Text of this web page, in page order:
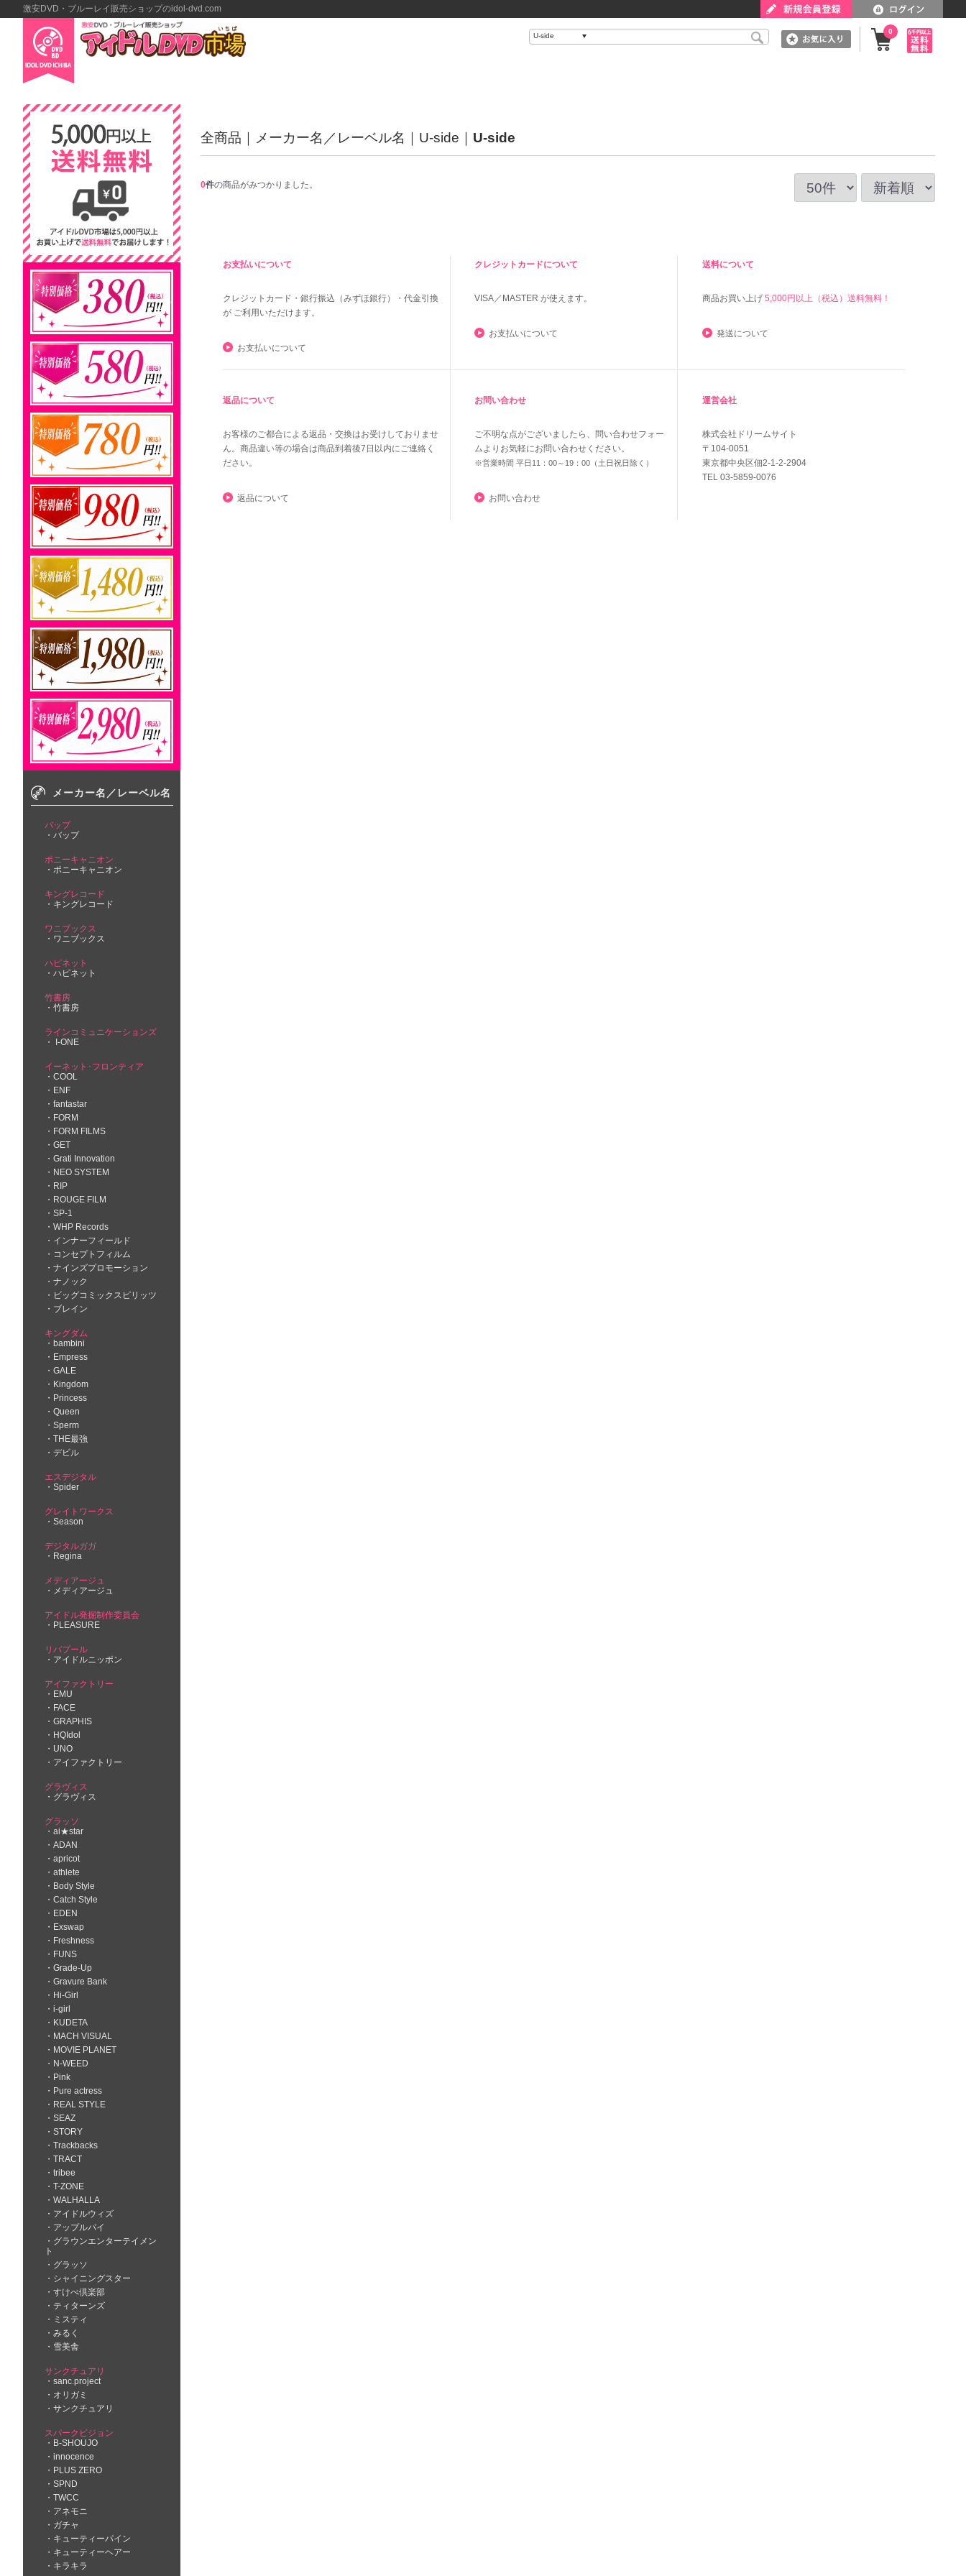
激安DVD・ブルーレイ販売ショップのidol-dvd.com
0
メーカー名／レーベル名
バップ
バップ
ポニーキャニオン
ポニーキャニオン
キングレコード
キングレコード
ワニブックス
ワニブックス
ハピネット
ハピネット
竹書房
竹書房
ラインコミュニケーションズ
I-ONE
イーネット･フロンティア
COOL
ENF
fantastar
FORM
FORM FILMS
GET
Grati Innovation
NEO SYSTEM
RIP
ROUGE FILM
SP-1
WHP Records
インナーフィールド
コンセプトフィルム
ナインズプロモーション
ナノック
ビッグコミックスピリッツ
ブレイン
キングダム
bambini
Empress
GALE
Kingdom
Princess
Queen
Sperm
THE最強
デビル
エスデジタル
Spider
グレイトワークス
Season
デジタルガガ
Regina
メディアージュ
メディアージュ
アイドル発掘制作委員会
PLEASURE
リバプール
アイドルニッポン
アイファクトリー
EMU
FACE
GRAPHIS
HQIdol
UNO
アイファクトリー
グラヴィス
グラヴィス
グラッソ
ai★star
ADAN
apricot
athlete
Body Style
Catch Style
EDEN
Exswap
Freshness
FUNS
Grade-Up
Gravure Bank
Hi-Girl
i-girl
KUDETA
MACH VISUAL
MOVIE PLANET
N-WEED
Pink
Pure actress
REAL STYLE
SEAZ
STORY
Trackbacks
TRACT
tribee
T-ZONE
WALHALLA
アイドルウィズ
アップルパイ
グラウンエンターテイメン
ト
グラッソ
シャイニングスター
すけべ倶楽部
ティターンズ
ミスティ
みるく
雪美舎
サンクチュアリ
sanc.project
オリガミ
サンクチュアリ
スパークビジョン
B-SHOUJO
innocence
PLUS ZERO
SPND
TWCC
アネモニ
ガチャ
キューティーパイン
キューティーヘアー
キラキラ
全商品 メーカー名／レーベル名 U-side U-side
0件の商品がみつかりました。
お支払いについて
クレジットカード・銀行振込（みずほ銀行）・代金引換
が ご利用いただけます。
お支払いについて
クレジットカードについて
VISA／MASTER が使えます。
お支払いについて
送料について
商品お買い上げ 5,000円以上（税込）送料無料！
発送について
返品について
お客様のご都合による返品・交換はお受けしておりませ
ん。商品違い等の場合は商品到着後7日以内にご連絡く
ださい。
返品について
お問い合わせ
ご不明な点がございましたら、問い合わせフォー
ムよりお気軽にお問い合わせください。
※営業時間 平日11：00～19：00（土日祝日除く）
お問い合わせ
運営会社
株式会社ドリームサイト
〒104-0051
東京都中央区佃2-1-2-2904
TEL 03-5859-0076